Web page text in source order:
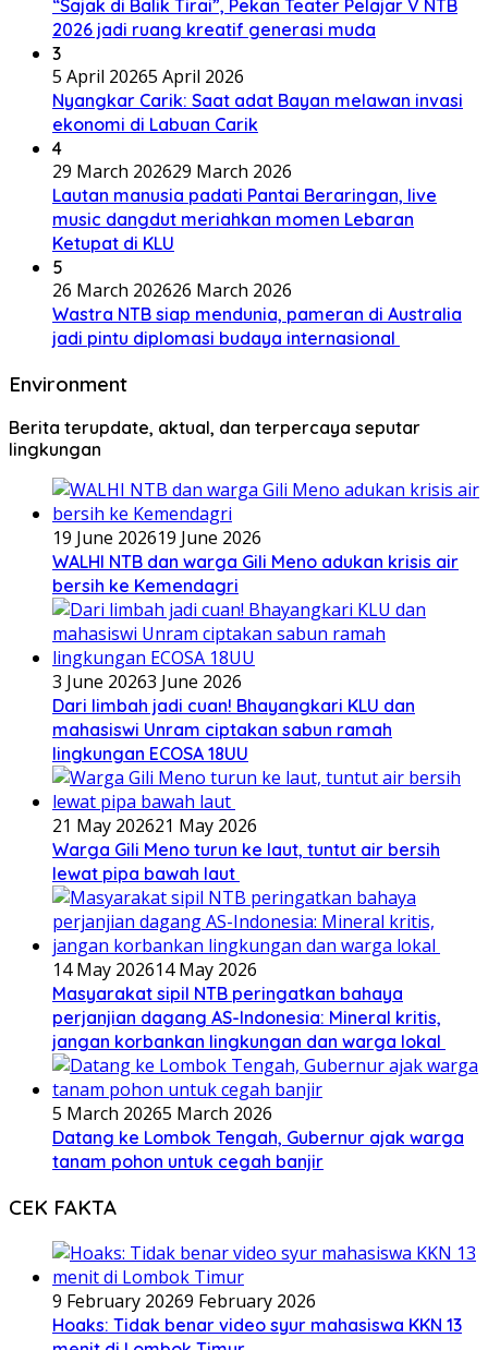
“Sajak di Balik Tirai”, Pekan Teater Pelajar V NTB
2026 jadi ruang kreatif generasi muda
3
5 April 20265 April 2026
Nyangkar Carik: Saat adat Bayan melawan invasi
ekonomi di Labuan Carik
4
29 March 202629 March 2026
Lautan manusia padati Pantai Beraringan, live
music dangdut meriahkan momen Lebaran
Ketupat di KLU
5
26 March 202626 March 2026
Wastra NTB siap mendunia, pameran di Australia
jadi pintu diplomasi budaya internasional
Environment
Berita terupdate, aktual, dan terpercaya seputar
lingkungan
19 June 202619 June 2026
WALHI NTB dan warga Gili Meno adukan krisis air
bersih ke Kemendagri
3 June 20263 June 2026
Dari limbah jadi cuan! Bhayangkari KLU dan
mahasiswi Unram ciptakan sabun ramah
lingkungan ECOSA 18UU
21 May 202621 May 2026
Warga Gili Meno turun ke laut, tuntut air bersih
lewat pipa bawah laut
14 May 202614 May 2026
Masyarakat sipil NTB peringatkan bahaya
perjanjian dagang AS-Indonesia: Mineral kritis,
jangan korbankan lingkungan dan warga lokal
5 March 20265 March 2026
Datang ke Lombok Tengah, Gubernur ajak warga
tanam pohon untuk cegah banjir
CEK FAKTA
9 February 20269 February 2026
Hoaks: Tidak benar video syur mahasiswa KKN 13